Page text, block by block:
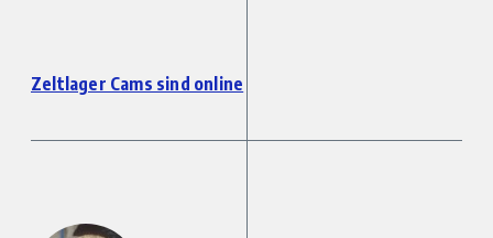
Zeltlager Cams sind online